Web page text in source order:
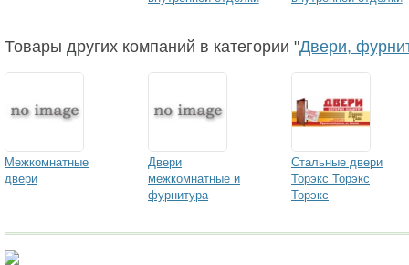
Товары других компаний в категории "Двери,
Межкомнатные
двери
Двери
межкомнатные и
фурнитура
Стальные двери
Торэкс Торэкс
Торэкс